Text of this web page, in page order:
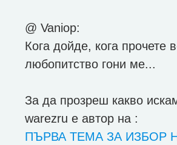
@ Vaniop:
Кога дойде, кога
любопитство гони ме...
За да прозреш какво
warezru е автор на :
ПЪРВА ТЕМА ЗА ИЗБОР